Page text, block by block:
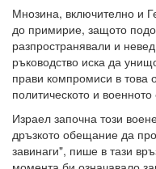
Мнозина, включително и
до примирие, защото
разпространявали и
ръководство иска да
прави компромиси в това
политическото и
Израел започна този
дръзкото обещание да
завинаги", пише в тази